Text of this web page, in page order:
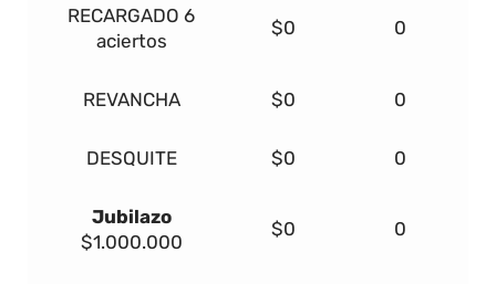
RECARGADO 6
aciertos
$0 0
REVANCHA $0 0
DESQUITE $0 0
Jubilazo
$1.000.000
$0 0